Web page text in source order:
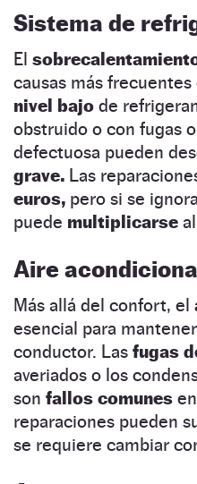
Sistema de
El
causas más frecuentes
nivel bajo de
obstruido o con fugas
defectuosa pueden
grave. Las
euros, pero si se
puede multiplicarse
Aire
Más allá del confort, el
esencial para
conductor. Las fugas
averiados o los
son fallos comunes
reparaciones pueden
se requiere cambiar